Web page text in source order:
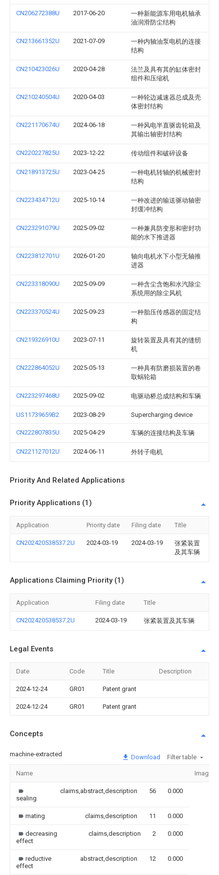
CN206272388U 2017-06-20
一种新能源车用电机轴承
油润滑防尘结构
CN213661352U 2021-07-09
一种内轴油泵电机的连接
结构
CN210423026U 2020-04-28
法兰及具有其的缸体密封
组件和压缩机
CN210240504U 2020-04-03
一种轮边减速器总成及壳
体密封结构
CN221170674U 2024-06-18
一种风电半直驱齿轮箱及
其输出轴密封结构
CN220227825U 2023-12-22 传动组件和破碎设备
CN218913725U 2023-04-25
一种电机转轴的机械密封
结构
CN223434712U 2025-10-14
一种改进的输送驱动轴密
封缓冲结构
CN223291079U 2025-09-02
一种兼具防变形和密封功
能的水下推进器
CN223812701U 2026-01-20
轴向电机水下小型无轴推
进器
CN223318090U 2025-09-09
一种含尘含饱和水汽除尘
系统用的除尘风机
CN223370524U 2025-09-23
一种胎压传感器的固定结
构
CN219326910U 2023-07-11
旋转装置及具有其的缝纫
机
CN222864052U 2025-05-13
一种具有防磨损装置的卷
取蜗轮箱
CN223297468U 2025-09-02 电驱动桥总成结构和车辆
US11739659B2 2023-08-29 Supercharging device
CN222807835U 2025-04-29 车辆的连接结构及车辆
CN221127012U 2024-06-11 外转子电机
Priority And Related Applications
Priority Applications (1)
Application Priority date Filing date Title
CN202420538537.2U 2024-03-19 2024-03-19
张紧装置
及其车辆
Applications Claiming Priority (1)
Application Filing date Title
CN202420538537.2U 2024-03-19 张紧装置及其车辆
Legal Events
Date Code Title Description
2024-12-24 GR01 Patent grant
2024-12-24 GR01 Patent grant
Concepts
machine-extracted Download Filter table
Name Image
sealing
claims,abstract,description 56 0.000
mating claims,description 11 0.000
decreasing
effect
claims,description 2 0.000
reductive
effect
abstract,description 12 0.000